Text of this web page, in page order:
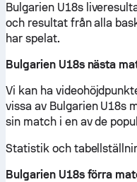
Bulgarien U18s
och resultat från alla
har spelat.
Bulgarien U18s nästa
Vi kan ha
vissa av Bulgarien U18s
sin match i en av de
Statistik och
Bulgarien U18s förra